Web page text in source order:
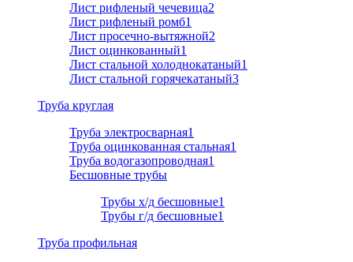
Лист рифленый чечевица2
Лист рифленый ромб1
Лист просечно-вытяжной2
Лист оцинкованный1
Лист стальной холоднокатаный1
Лист стальной горячекатаный3
Труба круглая
Труба электросварная1
Труба оцинкованная стальная1
Труба водогазопроводная1
Бесшовные трубы
Трубы х/д бесшовные1
Трубы г/д бесшовные1
Труба профильная